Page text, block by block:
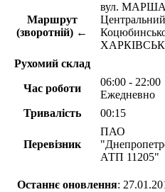
Маршрут
(зворотній) ←
вул.
Рухомий склад
Час роботи
06:00 - 22:00
Ежедневно
Тривалість 00:15
Перевізник
ПАО
АТП 11205"
Останнє оновлення: